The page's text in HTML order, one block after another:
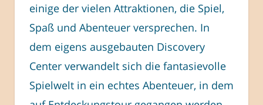
einige der vielen Attraktionen, die Spiel,
Spaß und Abenteuer versprechen. In
dem eigens ausgebauten Discovery
Center verwandelt sich die fantasievolle
Spielwelt in ein echtes Abenteuer, in dem